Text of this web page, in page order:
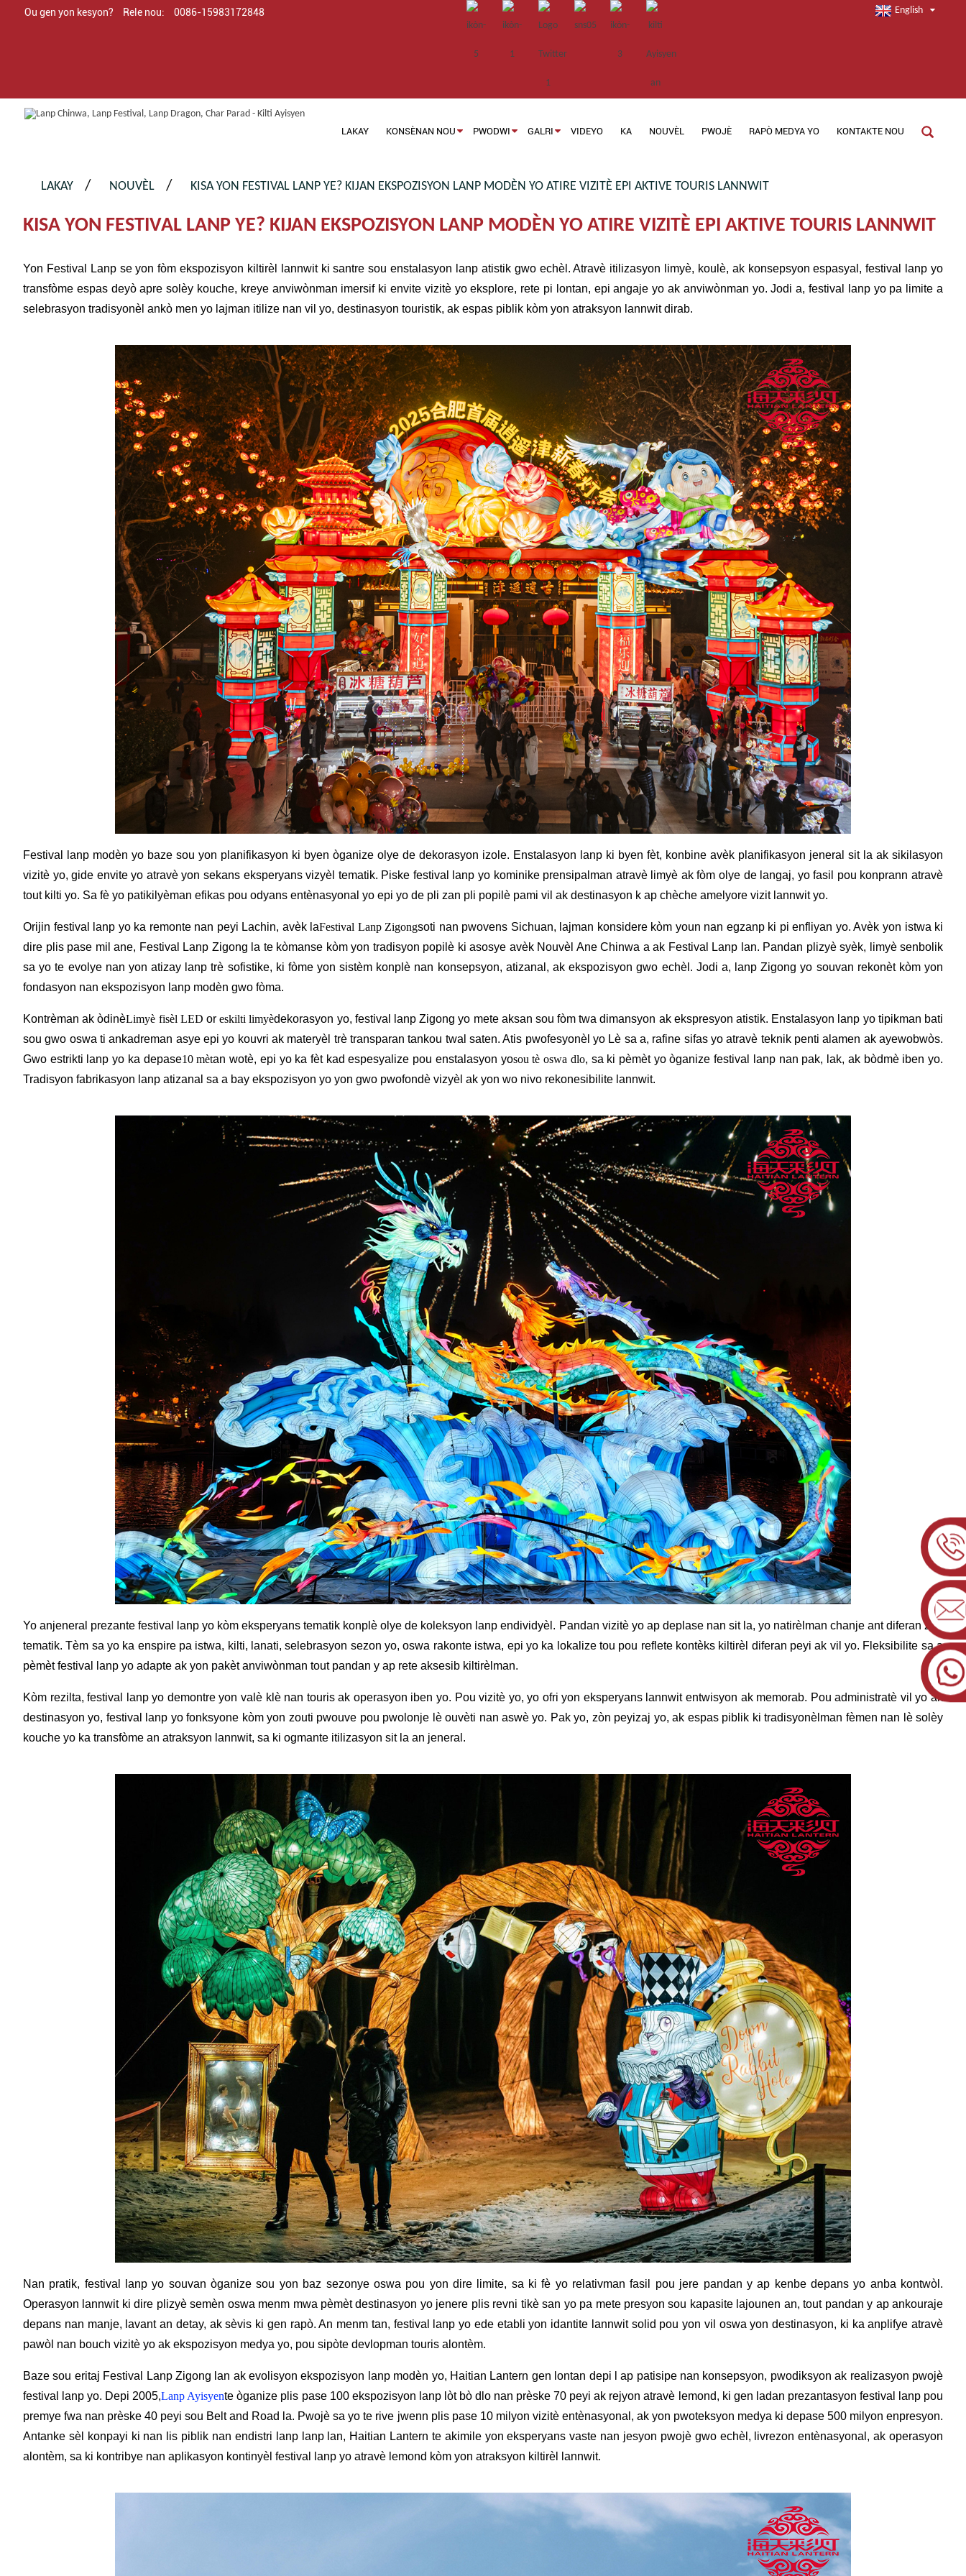
Ou gen yon kesyon? Rele nou: 0086-15983172848 English
LAKAY KONSÈNAN NOU PWODWI GALRI VIDEYO KA NOUVÈL PWOJÈ RAPÒ MEDYA YO KONTAKTE NOU
LAKAY NOUVÈL KISA YON FESTIVAL LANP YE? KIJAN EKSPOZISYON LANP MODÈN YO ATIRE VIZITÈ EPI AKTIVE TOURIS LANNWIT
KISA YON FESTIVAL LANP YE? KIJAN EKSPOZISYON LANP MODÈN YO ATIRE VIZITÈ EPI AKTIVE TOURIS LANNWIT
Yon Festival Lanp se yon fòm ekspozisyon kiltirèl lannwit ki santre sou enstalasyon lanp atistik gwo echèl. Atravè itilizasyon limyè, koulè, ak konsepsyon espasyal, festival lanp yo
transfòme espas deyò apre solèy kouche, kreye anviwònman imersif ki envite vizitè yo eksplore, rete pi lontan, epi angaje yo ak anviwònman yo. Jodi a, festival lanp yo pa limite a
selebrasyon tradisyonèl ankò men yo lajman itilize nan vil yo, destinasyon touristik, ak espas piblik kòm yon atraksyon lannwit dirab.
Festival lanp modèn yo baze sou yon planifikasyon ki byen òganize olye de dekorasyon izole. Enstalasyon lanp ki byen fèt, konbine avèk planifikasyon jeneral sit la ak sikilasyon
vizitè yo, gide envite yo atravè yon sekans eksperyans vizyèl tematik. Piske festival lanp yo kominike prensipalman atravè limyè ak fòm olye de langaj, yo fasil pou konprann atravè
tout kilti yo. Sa fè yo patikilyèman efikas pou odyans entènasyonal yo epi yo de pli zan pli popilè pami vil ak destinasyon k ap chèche amelyore vizit lannwit yo.
Orijin festival lanp yo ka remonte nan peyi Lachin, avèk laFestival Lanp Zigongsoti nan pwovens Sichuan, lajman konsidere kòm youn nan egzanp ki pi enfliyan yo. Avèk yon istwa ki
dire plis pase mil ane, Festival Lanp Zigong la te kòmanse kòm yon tradisyon popilè ki asosye avèk Nouvèl Ane Chinwa a ak Festival Lanp lan. Pandan plizyè syèk, limyè senbolik
sa yo te evolye nan yon atizay lanp trè sofistike, ki fòme yon sistèm konplè nan konsepsyon, atizanal, ak ekspozisyon gwo echèl. Jodi a, lanp Zigong yo souvan rekonèt kòm yon
fondasyon nan ekspozisyon lanp modèn gwo fòma.
Kontrèman ak òdinèLimyè fisèl LED oreskilti limyèdekorasyon yo, festival lanp Zigong yo mete aksan sou fòm twa dimansyon ak ekspresyon atistik. Enstalasyon lanp yo tipikman bati
sou gwo oswa ti ankadreman asye epi yo kouvri ak materyèl trè transparan tankou twal saten. Atis pwofesyonèl yo Lè sa a, rafine sifas yo atravè teknik penti alamen ak ayewobwòs.
Gwo estrikti lanp yo ka depase10 mètan wotè, epi yo ka fèt kad espesyalize pou enstalasyon yosou tè oswa dlo, sa ki pèmèt yo òganize festival lanp nan pak, lak, ak bòdmè iben yo.
Tradisyon fabrikasyon lanp atizanal sa a bay ekspozisyon yo yon gwo pwofondè vizyèl ak yon wo nivo rekonesibilite lannwit.
Yo anjeneral prezante festival lanp yo kòm eksperyans tematik konplè olye de koleksyon lanp endividyèl. Pandan vizitè yo ap deplase nan sit la, yo natirèlman chanje ant diferan zòn
tematik. Tèm sa yo ka enspire pa istwa, kilti, lanati, selebrasyon sezon yo, oswa rakonte istwa, epi yo ka lokalize tou pou reflete kontèks kiltirèl diferan peyi ak vil yo. Fleksibilite sa a
pèmèt festival lanp yo adapte ak yon pakèt anviwònman tout pandan y ap rete aksesib kiltirèlman.
Kòm rezilta, festival lanp yo demontre yon valè klè nan touris ak operasyon iben yo. Pou vizitè yo, yo ofri yon eksperyans lannwit entwisyon ak memorab. Pou administratè vil yo ak
destinasyon yo, festival lanp yo fonksyone kòm yon zouti pwouve pou pwolonje lè ouvèti nan aswè yo. Pak yo, zòn peyizaj yo, ak espas piblik ki tradisyonèlman fèmen nan lè solèy
kouche yo ka transfòme an atraksyon lannwit, sa ki ogmante itilizasyon sit la an jeneral.
Nan pratik, festival lanp yo souvan òganize sou yon baz sezonye oswa pou yon dire limite, sa ki fè yo relativman fasil pou jere pandan y ap kenbe depans yo anba kontwòl.
Operasyon lannwit ki dire plizyè semèn oswa menm mwa pèmèt destinasyon yo jenere plis revni tikè san yo pa mete presyon sou kapasite lajounen an, tout pandan y ap ankouraje
depans nan manje, lavant an detay, ak sèvis ki gen rapò. An menm tan, festival lanp yo ede etabli yon idantite lannwit solid pou yon vil oswa yon destinasyon, ki ka anplifye atravè
pawòl nan bouch vizitè yo ak ekspozisyon medya yo, pou sipòte devlopman touris alontèm.
Baze sou eritaj Festival Lanp Zigong lan ak evolisyon ekspozisyon lanp modèn yo, Haitian Lantern gen lontan depi l ap patisipe nan konsepsyon, pwodiksyon ak realizasyon pwojè
festival lanp yo. Depi 2005,Lanp Ayisyente òganize plis pase 100 ekspozisyon lanp lòt bò dlo nan prèske 70 peyi ak rejyon atravè lemond, ki gen ladan prezantasyon festival lanp pou
premye fwa nan prèske 40 peyi sou Belt and Road la. Pwojè sa yo te rive jwenn plis pase 10 milyon vizitè entènasyonal, ak yon pwoteksyon medya ki depase 500 milyon enpresyon.
Antanke sèl konpayi ki nan lis piblik nan endistri lanp lanp lan, Haitian Lantern te akimile yon eksperyans vaste nan jesyon pwojè gwo echèl, livrezon entènasyonal, ak operasyon
alontèm, sa ki kontribye nan aplikasyon kontinyèl festival lanp yo atravè lemond kòm yon atraksyon kiltirèl lannwit.